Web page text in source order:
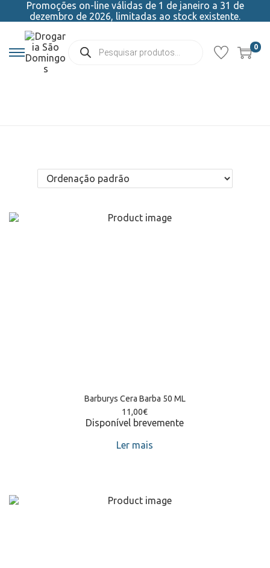
Promoções on-line válidas de 1 de janeiro a 31 de
dezembro de 2026, limitadas ao stock existente.
0
Barburys Cera Barba 50 ML
11,00€
Disponível brevemente
Ler mais